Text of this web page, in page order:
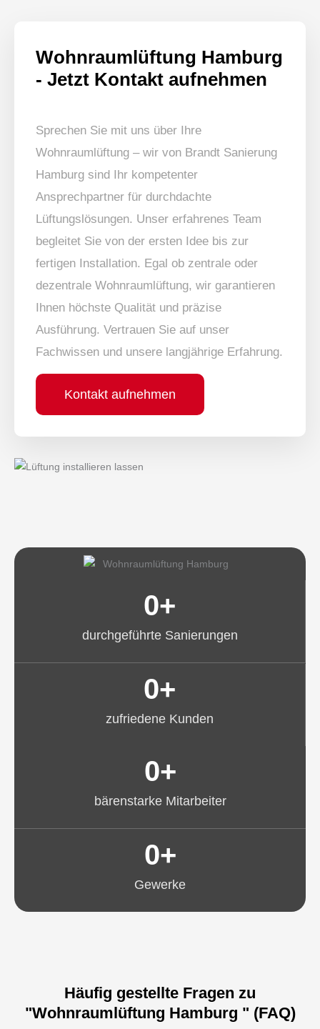
Wohnraumlüftung Hamburg
- Jetzt Kontakt aufnehmen
Sprechen Sie mit uns über Ihre
Wohnraumlüftung – wir von Brandt Sanierung
Hamburg sind Ihr kompetenter
Ansprechpartner für durchdachte
Lüftungslösungen. Unser erfahrenes Team
begleitet Sie von der ersten Idee bis zur
fertigen Installation. Egal ob zentrale oder
dezentrale Wohnraumlüftung, wir garantieren
Ihnen höchste Qualität und präzise
Ausführung. Vertrauen Sie auf unser
Fachwissen und unsere langjährige Erfahrung.
Kontakt aufnehmen
durchgeführte Sanierungen
0+
zufriedene Kunden
0+
bärenstarke Mitarbeiter
0+
Gewerke
0+
Häufig gestellte Fragen zu
"Wohnraumlüftung Hamburg " (FAQ)